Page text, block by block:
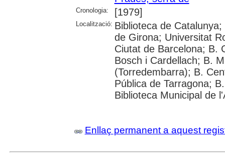
Cronologia: [1979]
Localització: Biblioteca de
de Girona; Universitat
Ciutat de Barcelona; B.
Bosch i Cardellach; B.
(Torredembarra); B.
Pública de Tarragona;
Biblioteca Municipal de
Enllaç permanent a aquest